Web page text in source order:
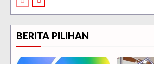
BERITA PILIHAN